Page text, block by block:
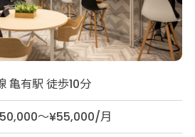
亀有駅 徒歩10分
～¥55,000/月